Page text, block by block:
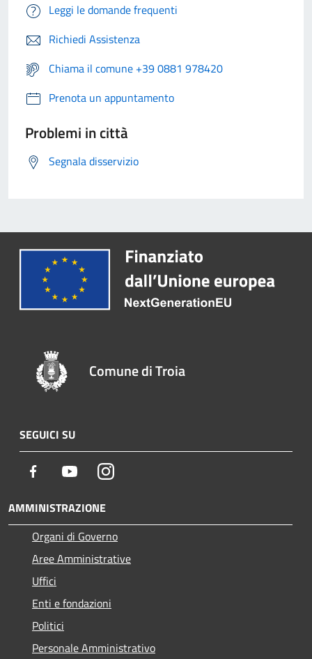
Leggi le domande frequenti
Richiedi Assistenza
Chiama il comune +39 0881 978420
Prenota un appuntamento
Problemi in città
Segnala disservizio
Comune di Troia
SEGUICI SU
Facebook YoutubeInstagram
AMMINISTRAZIONE
Organi di Governo
Aree Amministrative
Uffici
Enti e fondazioni
Politici
Personale Amministrativo